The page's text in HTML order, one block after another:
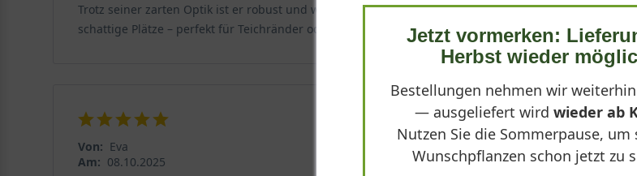
Trotz seiner zarten Optik ist er robust und winterhart, wächst zuverlässig und bildet mit der Zeit
schattige Plätze – perfekt für Teichränder oder schattige Beete.
Von: Eva
Am: 08.10.2025
Jetzt vormerken:
Herbst wieder
Bestellungen nehmen wir
— ausgeliefert wird wieder ab
Nutzen Sie die Sommerpause, um
Wunschpflanzen schon jetzt zu